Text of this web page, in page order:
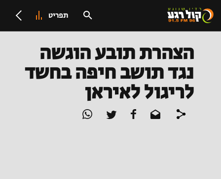
תפריט
הצהרת תובע הוגשה
נגד תושב חיפה בחשד
לריגול לאיראן